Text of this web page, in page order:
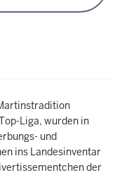
Liga, wurden in
und
ins Landesinventar
der